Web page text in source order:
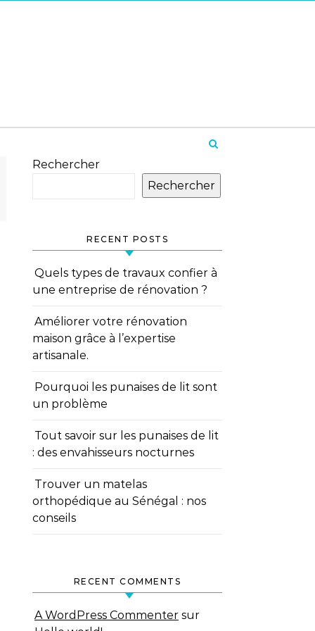
Rechercher
Rechercher
RECENT POSTS
Quels types de travaux confier à
une entreprise de rénovation ?
Améliorer votre rénovation
maison grâce à l’expertise
artisanale.
Pourquoi les punaises de lit sont
un problème
Tout savoir sur les punaises de lit
: des envahisseurs nocturnes
Trouver un matelas
orthopédique au Sénégal : nos
conseils
RECENT COMMENTS
A WordPress Commenter sur